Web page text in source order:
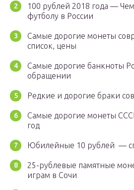
100 рублей 2018 года —
футболу в России
Самые дорогие монеты
список, цены
Самые дорогие банкноты
обращении
Редкие и дорогие браки
Самые дорогие монеты
год
Юбилейные 10 рублей —
25-рублевые памятные
играм в Сочи